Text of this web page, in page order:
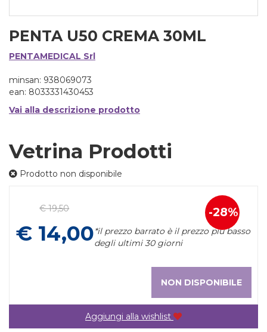
PENTA U50 CREMA 30ML
PENTAMEDICAL Srl
minsan: 938069073
ean: 8033331430453
Vai alla descrizione prodotto
Vetrina Prodotti
Prodotto non disponibile
Sconto
del
28%
€ 19,50
Prezzo
scontato
€ 14,00*il prezzo barrato è il prezzo più basso
degli ultimi 30 giorni
NON DISPONIBILE
Aggiungi alla wishlist